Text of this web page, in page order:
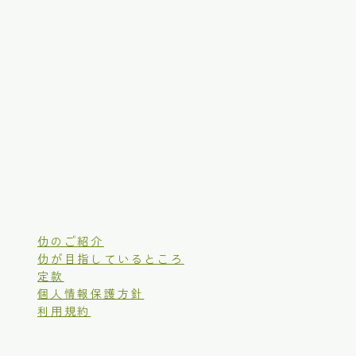
仂のご紹介
仂が目指しているところ
定款
個人情報保護方針
利用規約